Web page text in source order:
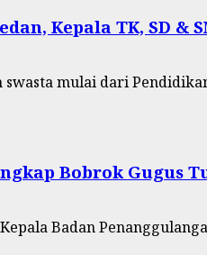
Kepala TK, SD
mulai dari
Bobrok Gugus
Badan